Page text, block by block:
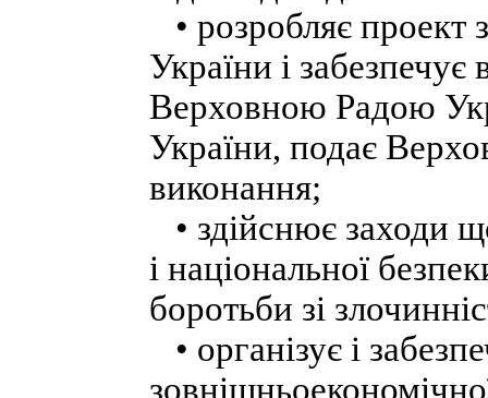
• розробляє
України і
Верховною Радою
України, подає
виконання;
• здійснює заходи
і національної
боротьби зі
• організує і